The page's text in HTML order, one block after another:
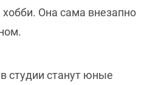
Она сама внезапно
студии станут юные